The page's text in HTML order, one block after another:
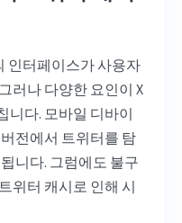
인터페이스가 사용자
러나 다양한 요인이 X
니다. 모바일 디바이
전에서 트위터를 탐
니다. 그럼에도 불구
위터 캐시로 인해 시